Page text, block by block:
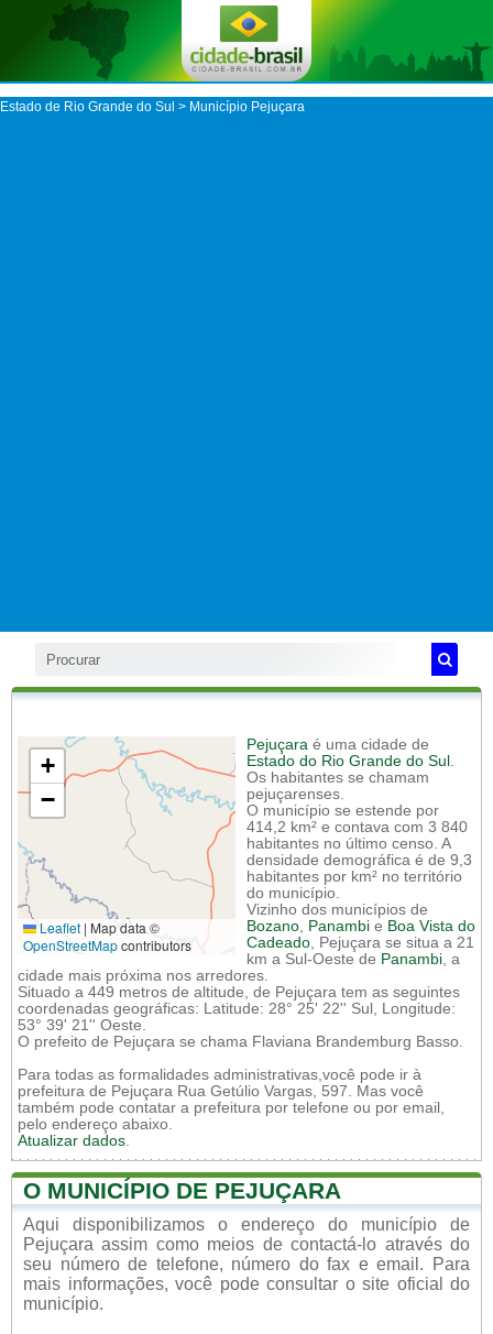
Estado de Rio Grande do Sul > Município Pejuçara
+
−
Leaflet | Map data ©
OpenStreetMapcontributors
Pejuçara é uma cidade de
Estado do Rio Grande do Sul .
Os habitantes se chamam
pejuçarenses.
O município se estende por
414,2 km² e contava com 3 840
habitantes no último censo. A
densidade demográfica é de 9,3
habitantes por km² no território
do município.
Vizinho dos municípios de
Bozano, Panambi e Boa Vista do
Cadeado, Pejuçara se situa a 21
km a Sul-Oeste de Panambi, a
cidade mais próxima nos arredores.
Situado a 449 metros de altitude, de Pejuçara tem as seguintes
coordenadas geográficas: Latitude: 28° 25' 22'' Sul, Longitude:
53° 39' 21'' Oeste.
O prefeito de Pejuçara se chama Flaviana Brandemburg Basso.
Para todas as formalidades administrativas,você pode ir à
prefeitura de Pejuçara Rua Getúlio Vargas, 597. Mas você
também pode contatar a prefeitura por telefone ou por email,
pelo endereço abaixo.
Atualizar dados.
O MUNICÍPIO DE PEJUÇARA
Aqui disponibilizamos o endereço do município de
Pejuçara assim como meios de contactá-lo através do
seu número de telefone, número do fax e email. Para
mais informações, você pode consultar o site oficial do
município.